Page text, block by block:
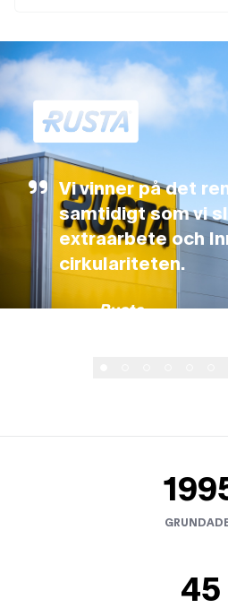
Vi vinner på det
samtidigt som vi
extraarbete och
cirkulariteten.
Rusta
45